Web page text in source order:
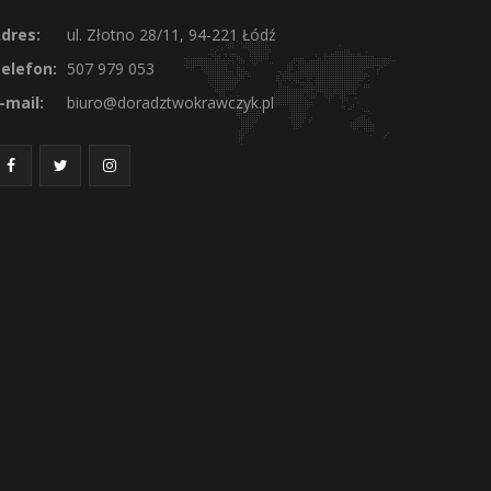
ul. Złotno 28/11, 94-221 Łódź
507 979 053
mail:
biuro@doradztwokrawczyk.pl